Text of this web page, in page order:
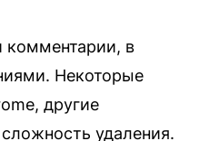
комментарии, в
Некоторые
другие
удаления.